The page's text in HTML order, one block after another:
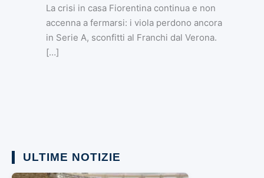
La crisi in casa Fiorentina continua e non
accenna a fermarsi: i viola perdono ancora
in Serie A, sconfitti al Franchi dal Verona.
[…]
ULTIME NOTIZIE